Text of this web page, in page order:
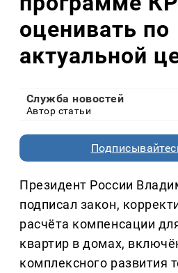
оценивать по
актуальной
Служба новостей
Автор статьи
Президент России
подписал закон,
расчёта компенсации
квартир в домах,
комплексного развития